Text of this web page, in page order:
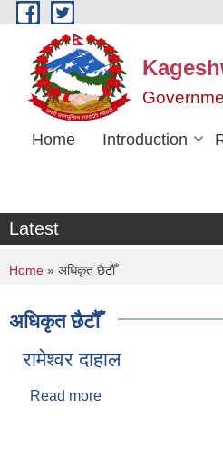
Skip to main content
Home Introduction
Latest
You are here
Home » अधिकृत छैटौँ
अधिकृत छैटौँ
रामेश्वर दाहाल
Read more